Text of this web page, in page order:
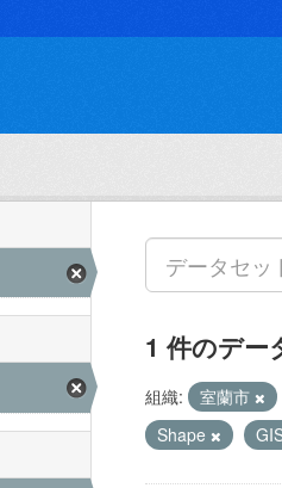
1 件のデー
組織: 室蘭市
Shape